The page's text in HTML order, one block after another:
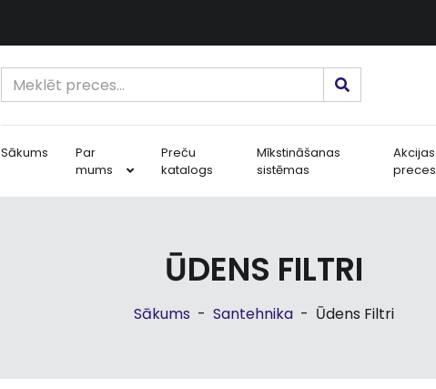
Sākums
Par
mums
Preču
katalogs
Mīkstināšanas
sistēmas
Akcijas
preces
ŪDENS FILTRI
Sākums - Santehnika - Ūdens Filtri